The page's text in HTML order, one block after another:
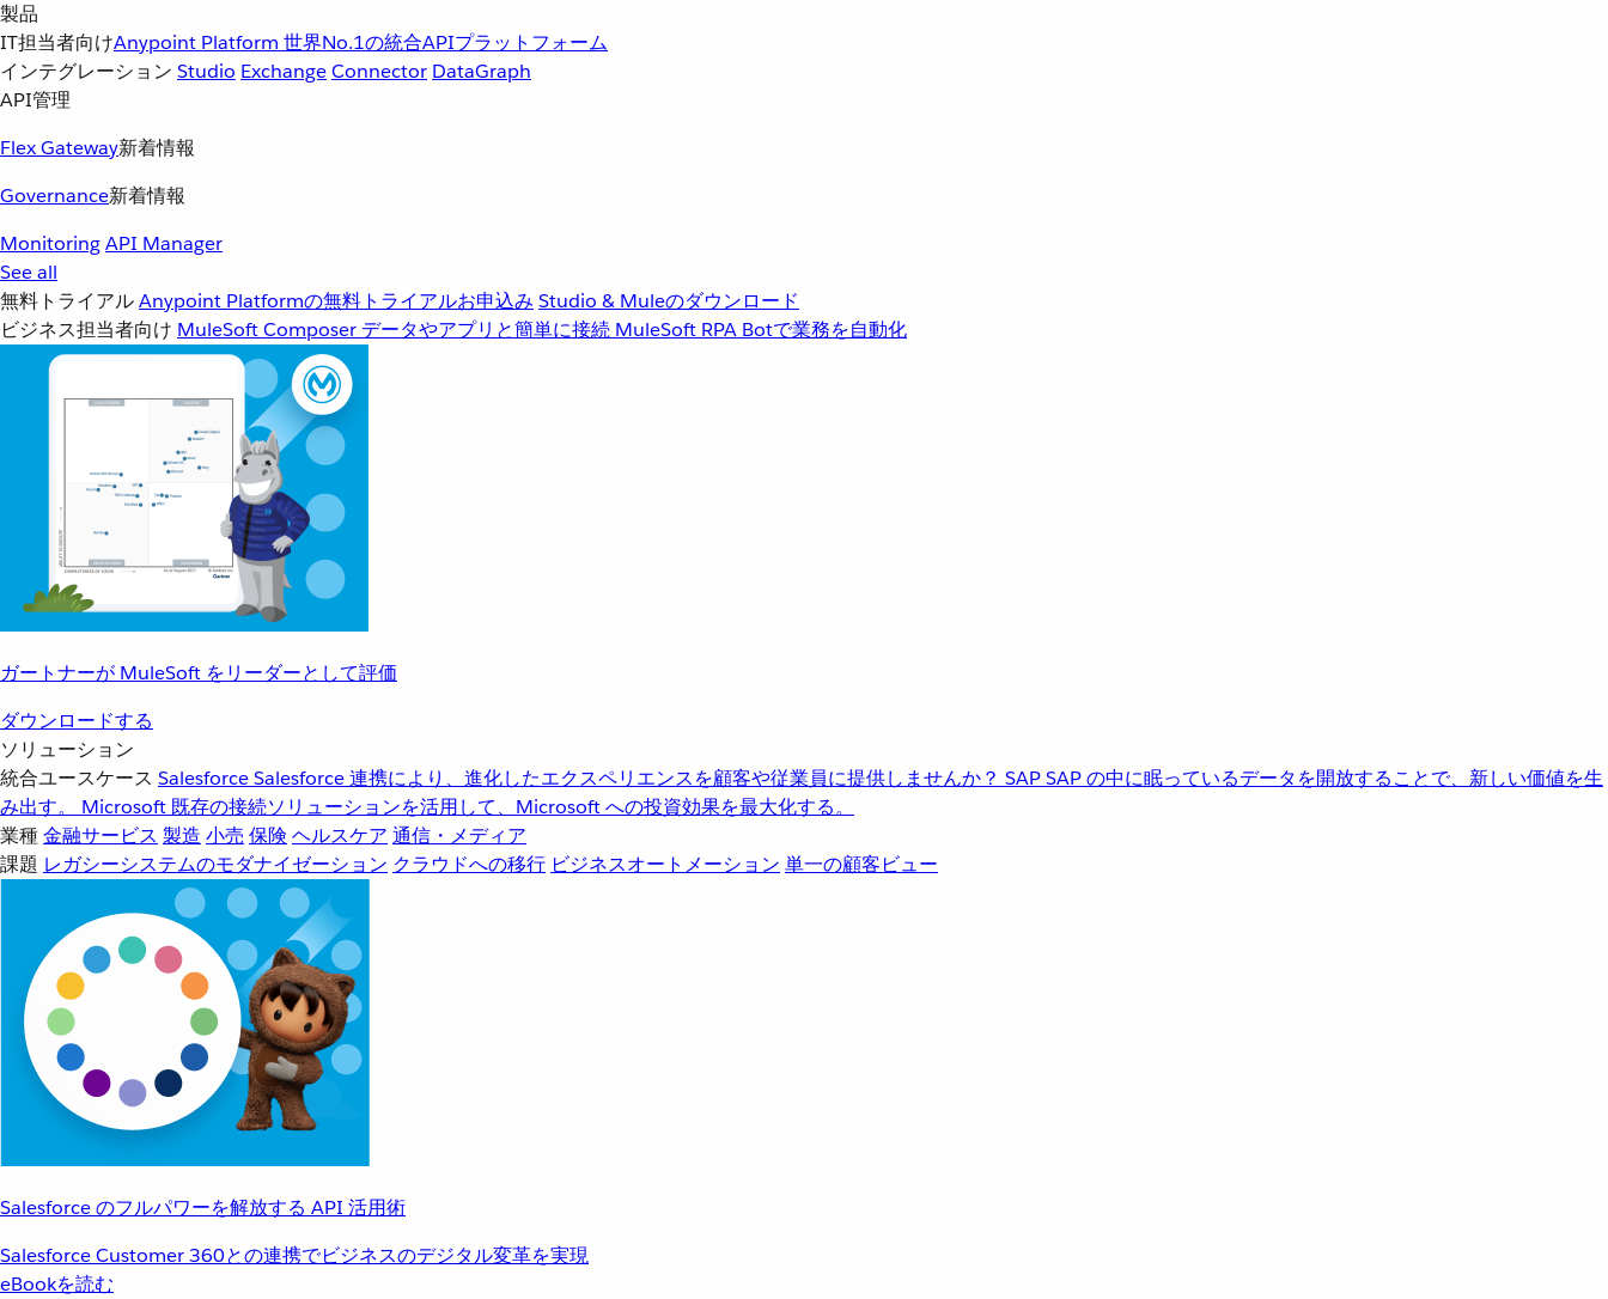
製品
IT担当者向けAnypoint Platform 世界No.1の統合APIプラットフォーム
インテグレーション Studio ExchangeConnector DataGraph
API管理
Flex Gateway新着情報
Governance新着情報
MonitoringAPI Manager
See all
無料トライアルAnypoint Platformの無料トライアルお申込み Studio & Muleのダウンロード
ビジネス担当者向け MuleSoft Composer データやアプリと簡単に接続 MuleSoft RPA Botで業務を自動化
ガートナーが MuleSoft をリーダーとして評価
ダウンロードする
ソリューション
統合ユースケース SalesforceSalesforce 連携により、進化したエクスペリエンスを顧客や従業員に提供しませんか？ SAPSAP の中に眠っているデータを開放することで、新しい価値を生
み出す。
Microsoft 既存の接続ソリューションを活用して、Microsoft への投資効果を最大化する。
業種金融サービス 製造 小売 保険 ヘルスケア 通信・メディア
課題 レガシーシステムのモダナイゼーション クラウドへの移行 ビジネスオートメーション 単一の顧客ビュー
Salesforce のフルパワーを解放する API 活用術
Salesforce Customer 360との連携でビジネスのデジタル変革を実現
eBookを読む